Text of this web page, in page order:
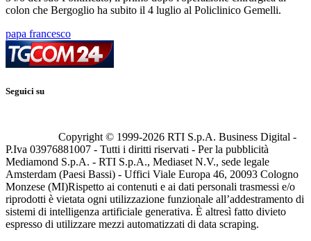
colon che Bergoglio ha subito il 4 luglio al Policlinico Gemelli.
papa francesco
Seguici su
Copyright © 1999-2026 RTI S.p.A. Business Digital -
P.Iva 03976881007 - Tutti i diritti riservati - Per la pubblicità
Mediamond S.p.A. - RTI S.p.A., Mediaset N.V., sede legale
Amsterdam (Paesi Bassi) - Uffici Viale Europa 46, 20093 Cologno
Monzese (MI)Rispetto ai contenuti e ai dati personali trasmessi e/o
riprodotti è vietata ogni utilizzazione funzionale all’addestramento di
sistemi di intelligenza artificiale generativa. È altresì fatto divieto
espresso di utilizzare mezzi automatizzati di data scraping.